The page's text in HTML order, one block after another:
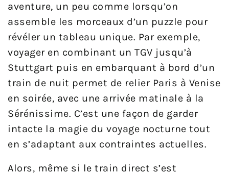
aventure, un peu comme lorsqu’on
assemble les morceaux d’un puzzle pour
révéler un tableau unique. Par exemple,
voyager en combinant un TGV jusqu’à
Stuttgart puis en embarquant à bord d’un
train de nuit permet de relier Paris à Venise
en soirée, avec une arrivée matinale à la
Sérénissime. C’est une façon de garder
intacte la magie du voyage nocturne tout
en s’adaptant aux contraintes actuelles.
Alors, même si le train direct s’est